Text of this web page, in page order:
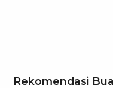
Rekomendasi